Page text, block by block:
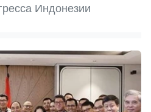
Индонезии